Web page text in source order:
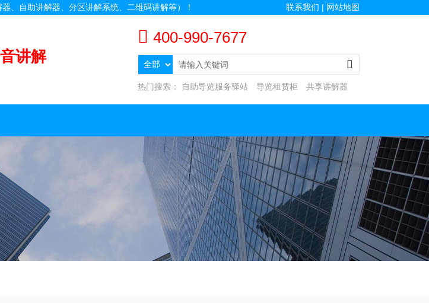
、自助讲解器、分区讲解系统、二维码讲解等）！ 联系我们 | 网站地图
讲解
400-990-7677
热门搜索： 自助导览服务驿站 导览租赁柜 共享讲解器